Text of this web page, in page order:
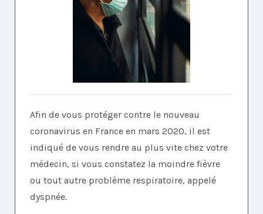
Afin de vous protéger contre le nouveau
coronavirus en France en mars 2020, il est
indiqué de vous rendre au plus vite chez votre
médecin, si vous constatez la moindre fièvre
ou tout autre problème respiratoire, appelé
dyspnée.